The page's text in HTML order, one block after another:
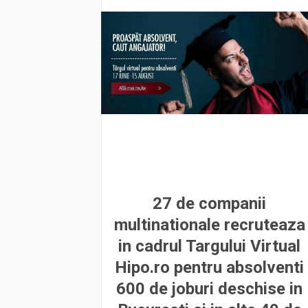
27 de companii
multinationale recruteaza
in cadrul Targului Virtual
Hipo.ro pentru absolventi
600 de joburi deschise in